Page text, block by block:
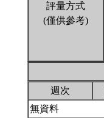
評量方式
(僅供參考)
週次
無資料